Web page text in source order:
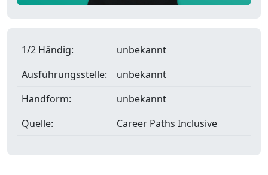
1/2 Händig:
unbekannt
Ausführungsstelle:
unbekannt
Handform:
unbekannt
Quelle:
Career Paths Inclusive